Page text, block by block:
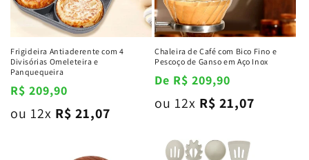
Frigideira Antiaderente com 4
Divisórias Omeleteira e
Panquequeira
Preço
normal
R$ 209,90
ou 12x R$ 21,07
Chaleira de Café com Bico Fino e
Pescoço de Ganso em Aço Inox
Preço
normal
De R$ 209,90
ou 12x R$ 21,07